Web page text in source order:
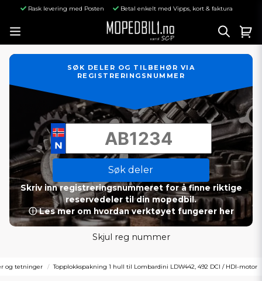
Rask levering med Posten Betal enkelt med Vipps, kort & faktura
SØK DELER OG TILBEHØR VIA
REGISTRERINGSNUMMER
Søk deler
Skriv inn registreringsnummeret for å finne riktige
reservedeler til din mopedbil.
ⓘ Les mer om hvordan verktøyet fungerer her
Skjul reg nummer
og tetninger Topplokkspakning 1 hull til Lombardini LDW442, 492 DCI / HDI-motor